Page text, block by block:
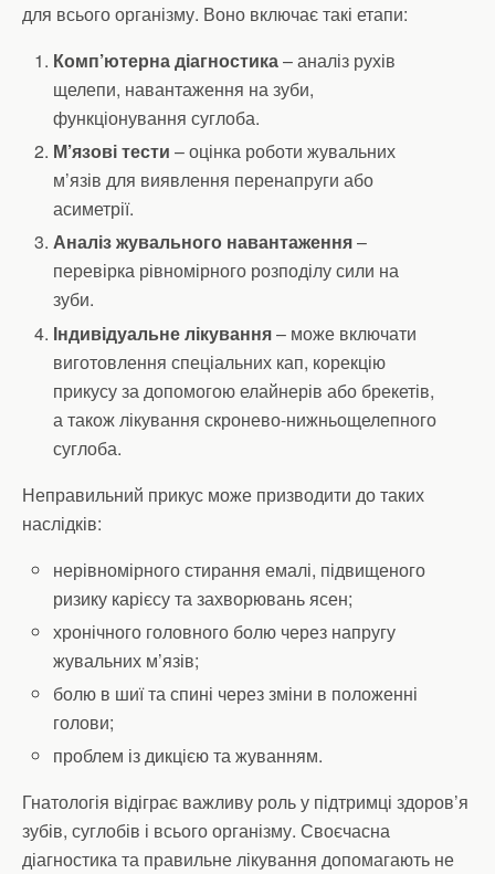
для всього організму. Воно включає такі етапи:
Комп’ютерна діагностика– аналіз рухів
щелепи, навантаження на зуби,
функціонування суглоба.
М’язові тести – оцінка роботи жувальних
м’язів для виявлення перенапруги або
асиметрії.
Аналіз жувального навантаження–
перевірка рівномірного розподілу сили на
зуби.
Індивідуальне лікування– може включати
виготовлення спеціальних кап, корекцію
прикусу за допомогою елайнерів або брекетів,
а також лікування скронево-нижньощелепного
суглоба.
Неправильний прикус може призводити до таких
наслідків:
нерівномірного стирання емалі, підвищеного
ризику карієсу та захворювань ясен;
хронічного головного болю через напругу
жувальних м’язів;
болю в шиї та спині через зміни в положенні
голови;
проблем із дикцією та жуванням.
Гнатологія відіграє важливу роль у підтримці здоров’я
зубів, суглобів і всього організму. Своєчасна
діагностика та правильне лікування допомагають не